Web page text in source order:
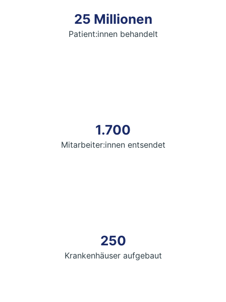
25 Millionen
Patient:innen behandelt
1.700
Mitarbeiter:innen entsendet
250
Krankenhäuser aufgebaut